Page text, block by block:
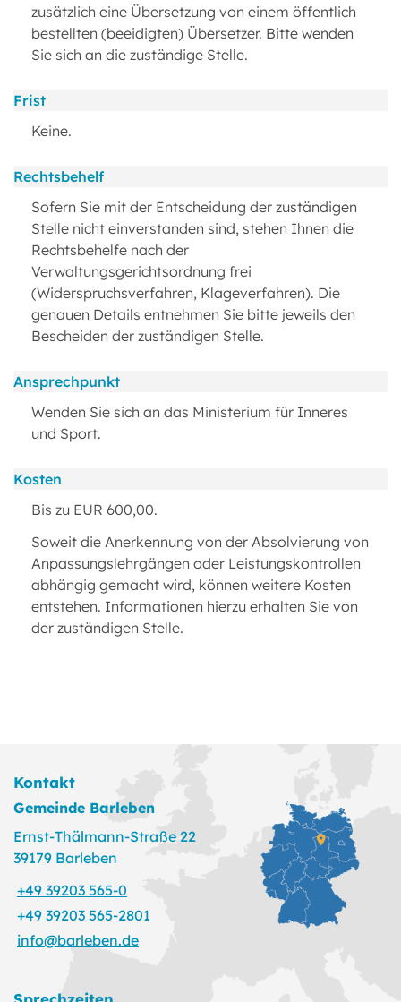
zusätzlich eine Übersetzung von einem öffentlich
bestellten (beeidigten) Übersetzer. Bitte wenden
Sie sich an die zuständige Stelle.
Frist
Keine.
Rechtsbehelf
Sofern Sie mit der Entscheidung der zuständigen
Stelle nicht einverstanden sind, stehen Ihnen die
Rechtsbehelfe nach der
Verwaltungsgerichtsordnung frei
(Widerspruchsverfahren, Klageverfahren). Die
genauen Details entnehmen Sie bitte jeweils den
Bescheiden der zuständigen Stelle.
Ansprechpunkt
Wenden Sie sich an das Ministerium für Inneres
und Sport.
Kosten
Bis zu EUR 600,00.
Soweit die Anerkennung von der Absolvierung von
Anpassungslehrgängen oder Leistungskontrollen
abhängig gemacht wird, können weitere Kosten
entstehen. Informationen hierzu erhalten Sie von
der zuständigen Stelle.
Kontakt
Gemeinde Barleben
Ernst-Thälmann-Straße 22
39179 Barleben
+49 39203 565-0
+49 39203 565-2801
info@barleben.de